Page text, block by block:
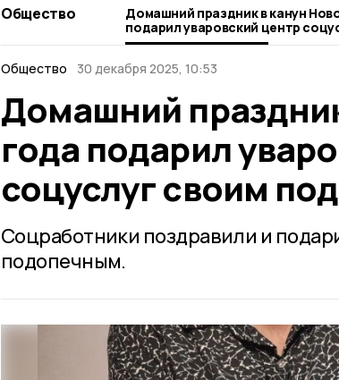
Общество
Домашний праздник в канун
подарил уваровский центр
своим подопечным
Общество 30 декабря 2025, 10:53
Домашний
года подарил
соцуслуг своим
Соцработники поздравили и
подопечным.